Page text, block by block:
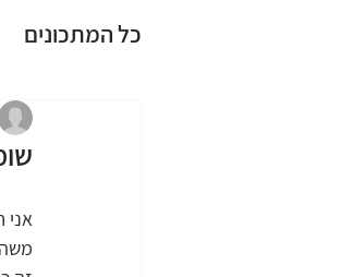
כל המתכונים
עוגות
ללא גלוטן
אני